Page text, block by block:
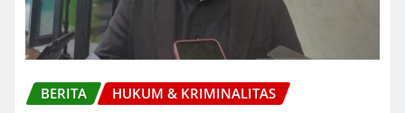
BERITA HUKUM & KRIMINALITAS